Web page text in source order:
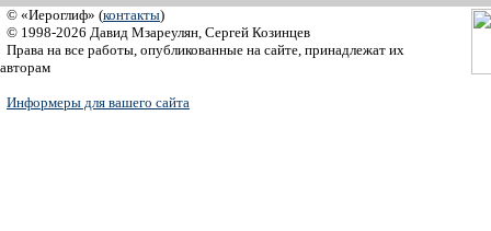
© «Иероглиф» (контакты)
© 1998-2026 Давид Мзареулян, Сергей Козинцев
Права на все работы, опубликованные на сайте, принадлежат их
авторам
Информеры для вашего сайта